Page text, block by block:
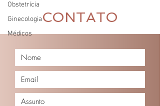
Obstetrícia
Ginecologia
Médicos
CONTATO